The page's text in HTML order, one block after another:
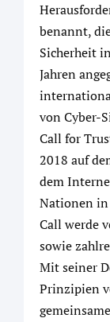
benannt,
Sicherheit
Jahren
von Cyber-
Call for
2018 auf
dem
Nationen in
Call werde
sowie
Mit seiner
Prinzipien